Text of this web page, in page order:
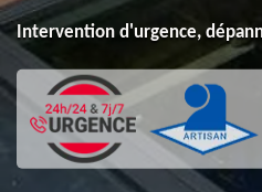
Intervention d'urgence,